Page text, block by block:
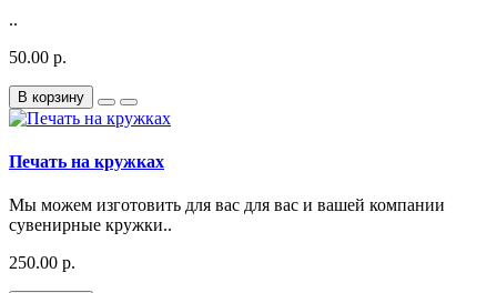
..
50.00 р.
В корзину
Печать на кружках
Мы можем изготовить для вас для вас и вашей компании
сувенирные кружки..
250.00 р.